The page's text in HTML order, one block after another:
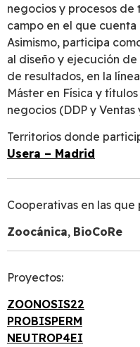
negocios y procesos
campo en el que
Asimismo, participa
al diseño y ejecución
de resultados, en la
Máster en Física y
negocios (DDP y
Territorios donde
Usera – Madrid
Cooperativas en las que
Zoocánica, BioCoRe
Proyectos:
ZOONOSIS22
PROBISPERM
NEUTROP4EI